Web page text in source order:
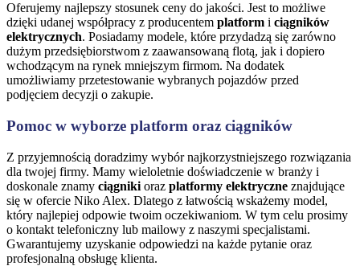
Oferujemy najlepszy stosunek ceny do jakości. Jest to możliwe
dzięki udanej współpracy z producentem platform i ciągników
elektrycznych. Posiadamy modele, które przydadzą się zarówno
dużym przedsiębiorstwom z zaawansowaną flotą, jak i dopiero
wchodzącym na rynek mniejszym firmom. Na dodatek
umożliwiamy przetestowanie wybranych pojazdów przed
podjęciem decyzji o zakupie.
Pomoc w wyborze platform oraz ciągników
Z przyjemnością doradzimy wybór najkorzystniejszego rozwiązania
dla twojej firmy. Mamy wieloletnie doświadczenie w branży i
doskonale znamy ciągniki oraz platformy elektryczne znajdujące
się w ofercie Niko Alex. Dlatego z łatwością wskażemy model,
który najlepiej odpowie twoim oczekiwaniom. W tym celu prosimy
o kontakt telefoniczny lub mailowy z naszymi specjalistami.
Gwarantujemy uzyskanie odpowiedzi na każde pytanie oraz
profesjonalną obsługę klienta.